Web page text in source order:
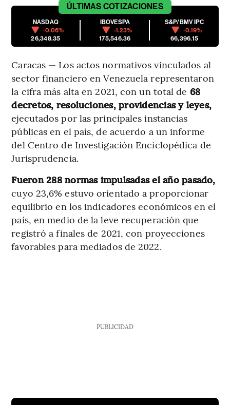
ÚLTIMAS COTIZACIONES
NASDAQ
-0.06%
26,348.35
IBOVESPA
-1.23%
175,546.36
S&P/BMV IPC
-0.19%
66,396.15
Caracas — Los actos normativos vinculados al
sector financiero en Venezuela representaron
la cifra más alta en 2021, con un total de 68
decretos, resoluciones, providencias y leyes,
ejecutados por las principales instancias
públicas en el país, de acuerdo a un informe
del Centro de Investigación Enciclopédica de
Jurisprudencia.
Fueron 288 normas impulsadas el año pasado,
cuyo 23,6% estuvo orientado a proporcionar
equilibrio en los indicadores económicos en el
país, en medio de la leve recuperación que
registró a finales de 2021, con proyecciones
favorables para mediados de 2022.
PUBLICIDAD